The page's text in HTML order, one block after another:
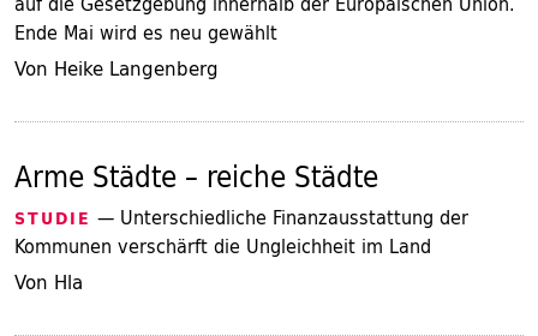
Ende Mai wird es neu gewählt
Von Heike Langenberg
Arme Städte – reiche Städte
STUDIE — Unterschiedliche Finanzausstattung der
Kommunen verschärft die Ungleichheit im Land
Von Hla